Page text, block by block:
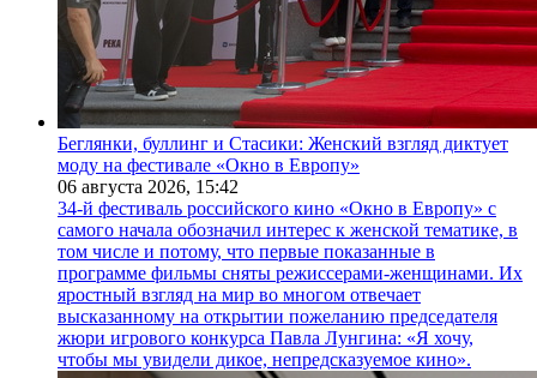
Беглянки, буллинг и Стасики: Женский взгляд диктует
моду на фестивале «Окно в Европу»
06 августа 2026, 15:42
34-й фестиваль российского кино «Окно в Европу» с
самого начала обозначил интерес к женской тематике, в
том числе и потому, что первые показанные в
программе фильмы сняты режиссерами-женщинами. Их
яростный взгляд на мир во многом отвечает
высказанному на открытии пожеланию председателя
жюри игрового конкурса Павла Лунгина: «Я хочу,
чтобы мы увидели дикое, непредсказуемое кино».